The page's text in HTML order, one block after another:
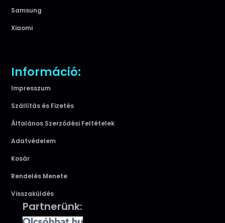
Samsung
Xiaomi
Információ:
Impresszum
Szállítás és Fizetés
Általános Szerződési Feltételek
Adatvédelem
Kosár
Rendelés Menete
Visszaküldés
Partnerünk: